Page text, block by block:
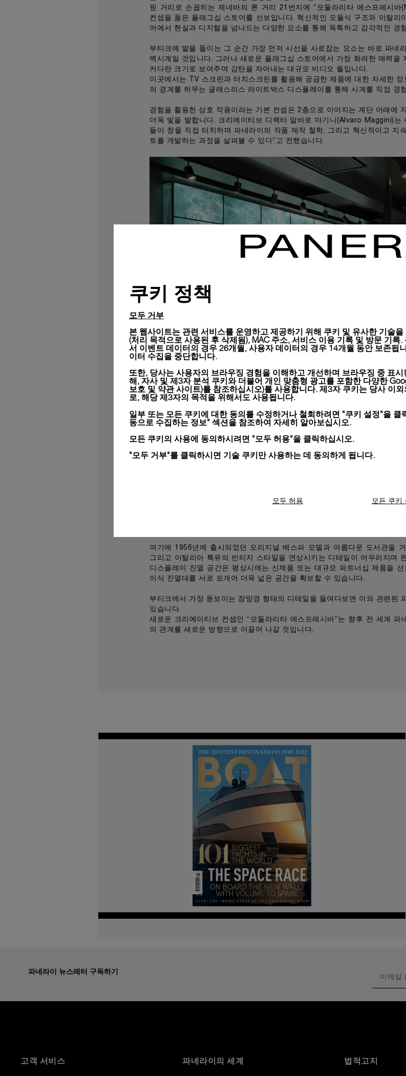
핑 거리로 손꼽히는 제네바의 론 거리 21번지에 “모둘라리타 에스프레시
컨셉을 품은 플래그십 스토어를 선보입니다. 혁신적인 모듈식 구조와 이탈리
어에서 현실과 디지털을 넘나드는 다양한 요소를 통해 독특하고 감각적인 경
부티크에 발을 들이는 그 순간 가장 먼저 시선을 사로잡는 요소는 바로 파네
벽시계일 것입니다. 그러나 새로운 플래그십 스토어에서 가장 화려한 매력을
커다란 크기로 보여주며 감탄을 자아내는 대규모 비디오 월입니다.
이곳에서는 TV 스크린과 터치스크린를 활용해 궁금한 제품에 대한 자세한 정
의 경계를 허무는 글래스리스 라이트박스 디스플레이를 통해 시계를 직접 경
경험을 활용한 상호 작용이라는 기본 컨셉은 2층으로 이어지는 계단 아래에
더욱 빛을 발합니다. 크리에이티브 디렉터 알바로 마기니(Alvaro Maggini)는
들이 창을 직접 터치하며 파네라이의 작품 제작 철학, 그리고 혁신적이고 지
트를 개발하는 과정을 살펴볼 수 있다”고 전했습니다.
지속 가능한 제작 및 변화를 도모하는 파네라이의 핵심 비전은 모듈식으로
과 디자인 서적, 그리고 절대 빼놓을 수 없는 파네라이의 고급스러운 하이
매력을 더해주는 공간입니다.
또한 언론 및 고객을 대상으로 이벤트를 진행하는 경우 빠르게 우아한 다이닝
인 공간이기도 합니다. 곡선 디자인의 바를 따라 이어지는 이동식 플랫폼에
여기에 1956년에 출시되었던 오리지널 베스파 모델과 아름다운 도서관을
그리고 이탈리아 특유의 빈티지 스타일을 연상시키는 디테일이 어우러지며
디스플레이 진열 공간은 평상시에는 신제품 또는 대규모 파트너십 제품을
이식 진열대를 서로 포개어 더욱 넓은 공간을 확보할 수 있습니다.
부티크에서 가장 돋보이는 잠망경 형태의 디테일을 들여다보면 이와 관련된
있습니다.
새로운 크리에이티브 컨셉인 “모둘라리타 에스프레시바”는 향후 전 세계 파
의 관계를 새로운 방향으로 이끌어 나갈 것입니다.
파네라이 뉴스레터 구독하기
고객 서비스 파네라이의 세계 법적고지
쿠키 정책
모두 거부
본 웹사이트는 관련 서비스를 운영하고 제공하기 위해 쿠키 및 유사한 기술
(처리 목적으로 사용된 후 삭제됨), MAC 주소, 서비스 이용 기록 및 방문 기록
서 이벤트 데이터의 경우 26개월, 사용자 데이터의 경우 14개월 동안 보존됩
이터 수집을 중단합니다.
또한, 당사는 사용자의 브라우징 경험을 이해하고 개선하며 브라우징 중 표
해, 자사 및 제3자 분석 쿠키와 더불어 개인 맞춤형 광고를 포함한 다양한
보호 및 약관 사이트)를 참조하십시오)를 사용합니다. 제3자 쿠키는 당사 이
로, 해당 제3자의 목적을 위해서도 사용됩니다.
일부 또는 모든 쿠키에 대한 동의를 수정하거나 철회하려면 "쿠키 설정"을 클
동으로 수집하는 정보" 섹션을 참조하여 자세히 알아보십시오.
모든 쿠키의 사용에 동의하시려면 "모두 허용"을 클릭하십시오.
"모두 거부"를 클릭하시면 기술 쿠키만 사용하는 데 동의하게 됩니다.
모두 허용 모든 쿠키